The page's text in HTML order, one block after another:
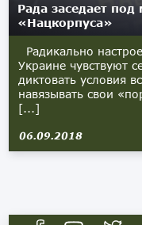
Рада заседает
«Нацкорпуса»
Радикально
Украине чувствуют
диктовать условия
навязывать свои
[...]
06.09.2018